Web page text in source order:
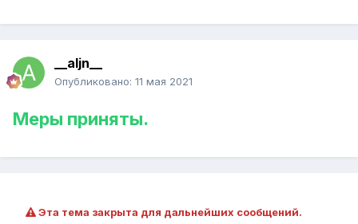
__aljn__
Опубликовано: 11 мая 2021
Меры приняты.
Эта тема закрыта для дальнейших сообщений.